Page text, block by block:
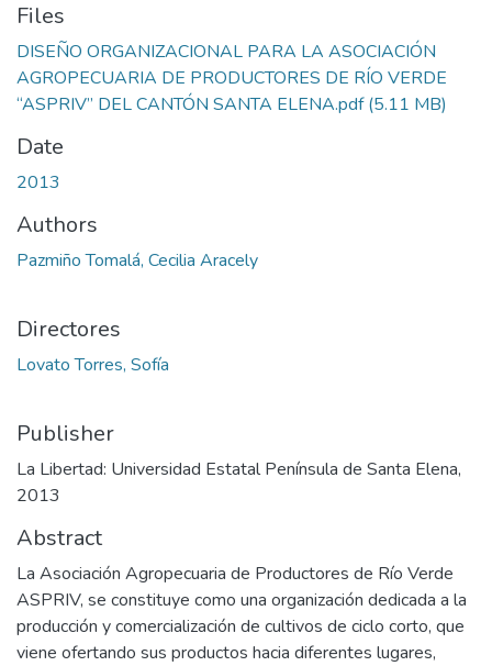
Files
DISEÑO ORGANIZACIONAL PARA LA ASOCIACIÓN
AGROPECUARIA DE PRODUCTORES DE RÍO VERDE
“ASPRIV” DEL CANTÓN SANTA ELENA.pdf(5.11 MB)
Date
2013
Authors
Pazmiño Tomalá, Cecilia Aracely
Directores
Lovato Torres, Sofía
Publisher
La Libertad: Universidad Estatal Península de Santa Elena,
2013
Abstract
La Asociación Agropecuaria de Productores de Río Verde
ASPRIV, se constituye como una organización dedicada a la
producción y comercialización de cultivos de ciclo corto, que
viene ofertando sus productos hacia diferentes lugares,